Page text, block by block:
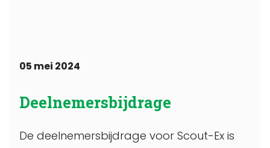
05 mei 2024
Deelnemersbijdrage
De deelnemersbijdrage voor Scout-Ex is